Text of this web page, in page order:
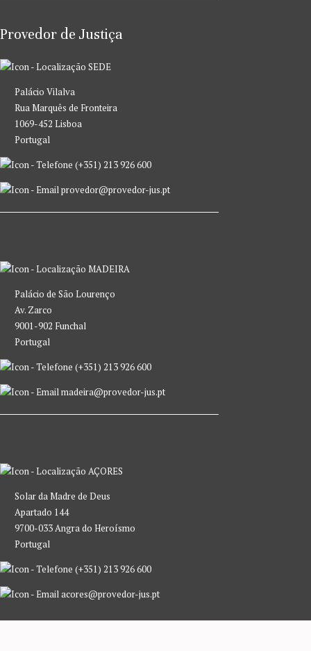
Provedor de Justiça
SEDE
Palácio Vilalva
Rua Marquês de Fronteira
1069-452 Lisboa
Portugal
(+351) 213 926 600
provedor@provedor-jus.pt
MADEIRA
Palácio de São Lourenço
Av. Zarco
9001-902 Funchal
Portugal
(+351) 213 926 600
madeira@provedor-jus.pt
AÇORES
Solar da Madre de Deus
Apartado 144
9700-033 Angra do Heroísmo
Portugal
(+351) 213 926 600
acores@provedor-jus.pt